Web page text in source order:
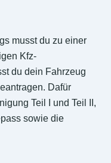
musst du zu einer
Kfz-
du dein Fahrzeug
Dafür
Teil I und Teil II,
sowie die